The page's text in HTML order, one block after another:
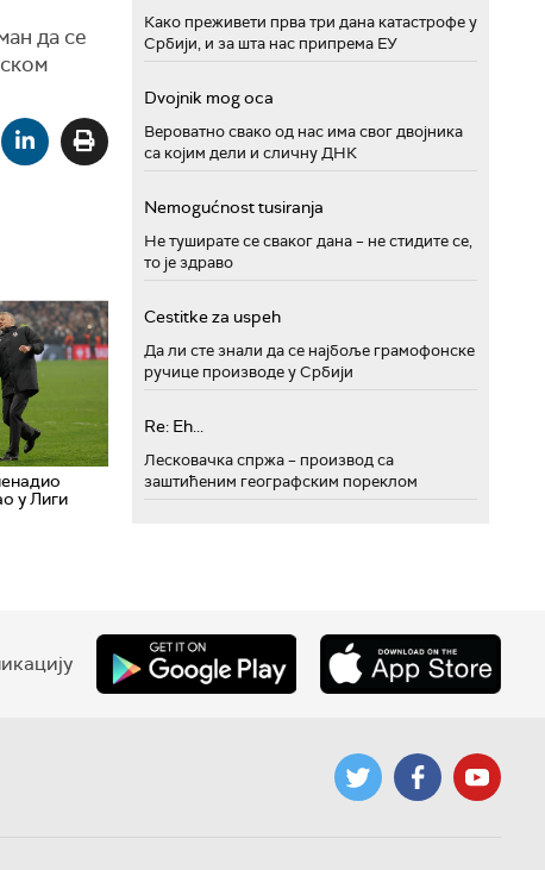
да се
у Лиги
Како преживети прва три дана катастрофе у
Србији, и за шта нас припрема ЕУ
Dvojnik mog oca
Вероватно свако од нас има свог двојника
са којим дели и сличну ДНК
Nemogućnost tusiranja
Не туширате се сваког дана – не стидите се,
то је здраво
Cestitke za uspeh
Да ли сте знали да се најбоље грамофонске
ручице производе у Србији
Re: Eh...
Лесковачка спржа – производ са
заштићеним географским пореклом